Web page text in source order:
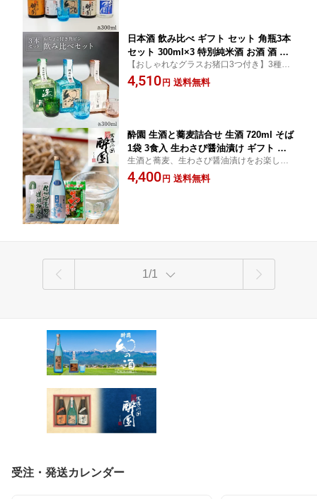
日本酒 飲み比べ ギフト セット 角瓶3本
セット 300ml×3 特別純米酒 お酒 酒 宅
飲み プレゼント 長野県 安曇野 送料無
料 熱燗 お取り寄せ 詰め合わせ 日本酒
【おしゃれなグラスお猪口3つ付き】3種類
をお楽しみいただけるセット★ 晩酌 贈答
誕生日 贈り物
4,510 円 送料無料
酔園 生酒と蕎麦詰合せ 生酒 720ml そば
1袋 3食入 生わさび醤油漬け ギフト 宅
飲み プレゼント 長野県 安曇野 送料無
料 父の日 父の日ギフト 詰め合わせ 日
生酒と蕎麦、生わさび醤油漬けをお楽しみ
いただけるセット
4,400 円 送料無料
1/1
受注・発送カレンダー